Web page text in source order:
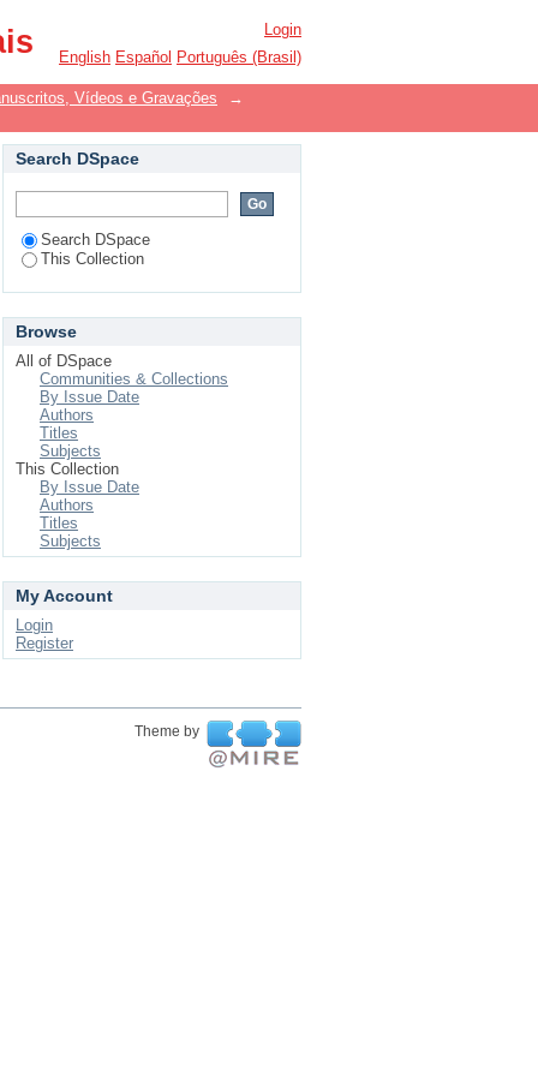
Vídeos e
Login
English Español Português (Brasil)
Vídeos e Gravações
→
Search DSpace
Search DSpace
This Collection
Browse
All of DSpace
Communities & Collections
By Issue Date
Authors
Titles
Subjects
This Collection
By Issue Date
Authors
Titles
Subjects
My Account
Login
Register
Theme by